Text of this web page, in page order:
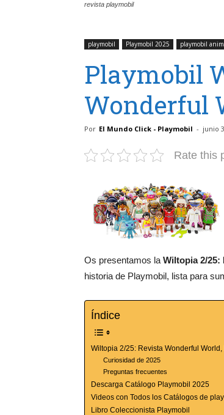
revista playmobil
playmobil Playmobil 2025 playmobil
Playmobil
Wonderful
Por El Mundo Click - Playmobil - junio
Rate this
Os presentamos la Wiltopia 2/25:
historia de Playmobil, lista para
Índice
Wiltopia 2/25: Revista Wonderful
Curiosidad de 2025
Preguntas frecuentes
Descarga Catálogo Playmobil 2025
Videos con Todos los Catálogos de
Libro Coleccionista Playmobil